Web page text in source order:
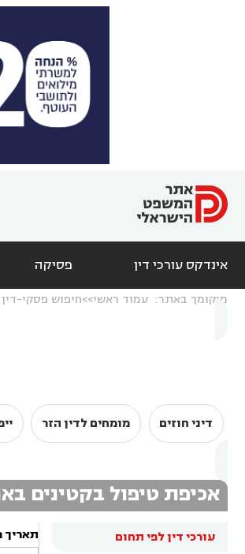
אינדקס עורכי דין פסיקה
מיקומך באתר: עמוד ראשי חיפוש פסקי-דין
דיני חוזים מומחים לדין הזר
אכיפת טיפול בקטינים
עורכי דין לפי תחום
תאריך